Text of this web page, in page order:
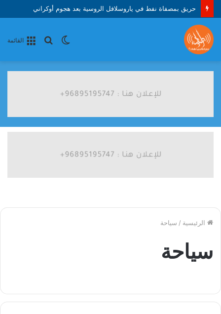
مسيرات تحذّر المزارعين من موجة الحر في كوريا الجنوبية
القائمة
بحث الوضع
الرئيسية / سياحة
سياحة